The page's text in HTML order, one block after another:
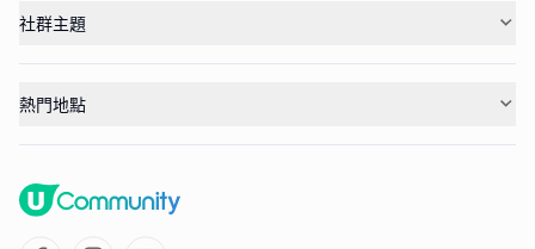
社群主題
熱門地點